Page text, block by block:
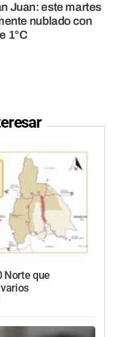
Juan: este martes
nublado con
1°C
Norte que